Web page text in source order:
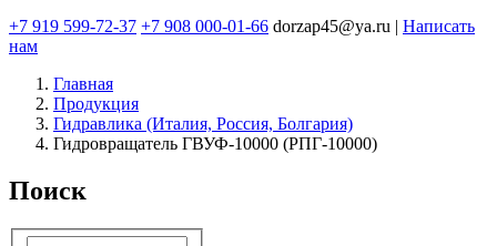
+7 919 599-72-37 +7 908 000-01-66 dorzap45@ya.ru | Написать
нам
Главная
Продукция
Гидравлика (Италия, Россия, Болгария)
Гидровращатель ГВУФ-10000 (РПГ-10000)
Поиск